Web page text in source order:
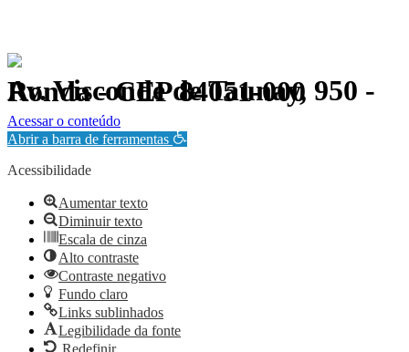
Av. Visconde de Taunay, 950 - Ronda - CEP 84051-000
Política de Privacidade.
Acessar o conteúdo
Abrir a barra de ferramentas
Acessibilidade
Aumentar texto
Diminuir texto
Escala de cinza
Alto contraste
Contraste negativo
Fundo claro
Links sublinhados
Legibilidade da fonte